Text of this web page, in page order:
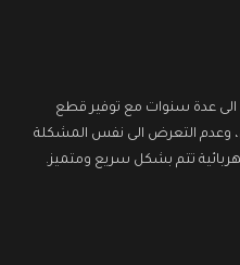
الى عدة سنوات مع توفير قطع
وعدم التعرض الى نفس المشكلة
تتم بشكل سريع ومتميز.